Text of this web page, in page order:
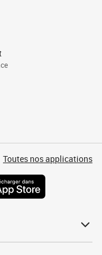
Toutes nos applications